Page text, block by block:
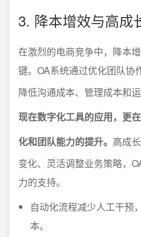
3. 降本增效与高成
在激烈的电商竞争中，降本
键。OA系统通过优化团队协
降低沟通成本、管理成本和运
现在数字化工具的应用，更
化和团队能力的提升。 高成
变化、灵活调整业务策略，
力的支持。
自动化流程减少人工干预
本。